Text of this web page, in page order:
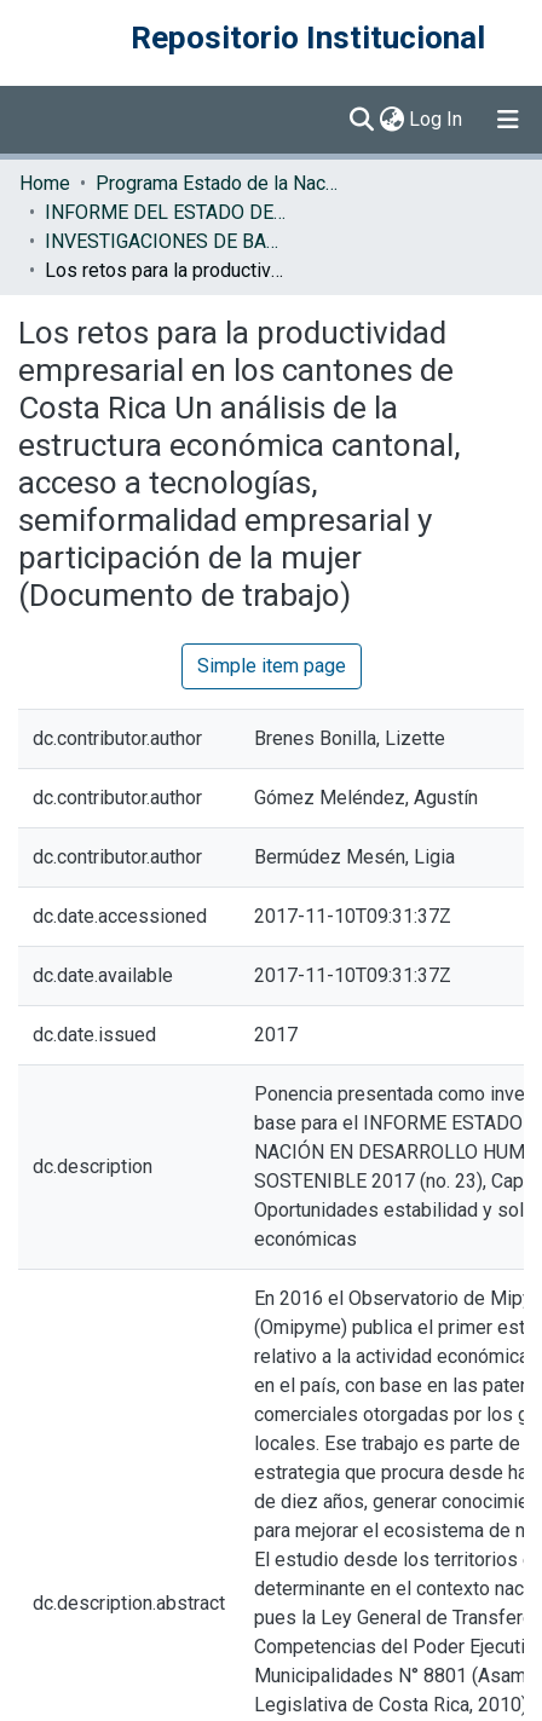
Repositorio Institucional
Log In (current)
Communities & Collections
Browse DSpace
Statistics
Home
Programa Estado de la Nación (PEN)
INFORME DEL ESTADO DE LA NACION
INVESTIGACIONES DE BASE EN
Los retos para la productividad empresarial en los cantones de Costa Rica Un análisis de la estructura económica cantonal, acceso a tecnologías, semiformalidad empresarial y participación de la mujer (Documento de trabajo)
Los retos para la productividad
empresarial en los cantones de
Costa Rica Un análisis de la
estructura económica cantonal,
acceso a tecnologías,
semiformalidad empresarial y
participación de la mujer
(Documento de trabajo)
Simple item page
dc.contributor.author Brenes Bonilla, Lizette
dc.contributor.author Gómez Meléndez, Agustín
dc.contributor.author Bermúdez Mesén, Ligia
dc.date.accessioned 2017-11-10T09:31:37Z
dc.date.available 2017-11-10T09:31:37Z
dc.date.issued 2017
dc.description
Ponencia presentada como
base para el INFORME ESTADO
NACIÓN EN DESARROLLO
SOSTENIBLE 2017 (no. 23),
Oportunidades estabilidad y
económicas
dc.description.abstract
En 2016 el Observatorio de
(Omipyme) publica el primer
relativo a la actividad económica
en el país, con base en las
comerciales otorgadas por los
locales. Ese trabajo es parte de la
estrategia que procura desde
de diez años, generar
para mejorar el ecosistema de
El estudio desde los territorios
determinante en el contexto
pues la Ley General de
Competencias del Poder
Municipalidades N° 8801
Legislativa de Costa Rica, 2010)